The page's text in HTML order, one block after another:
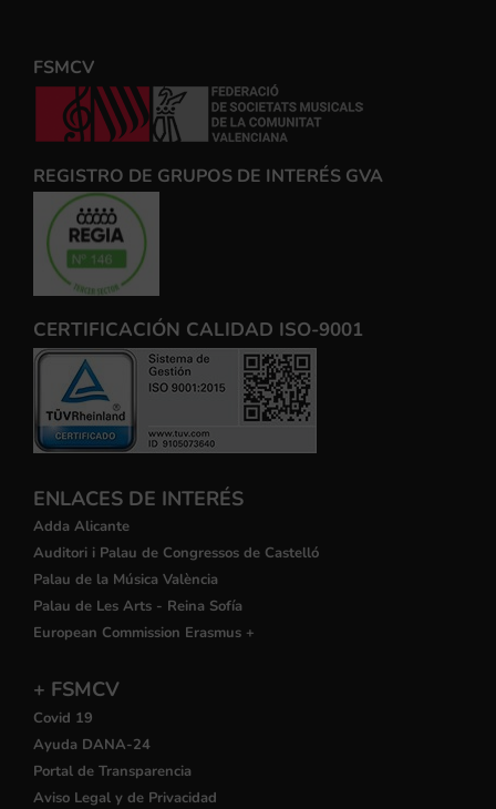
FSMCV
REGISTRO DE GRUPOS DE INTERÉS GVA
CERTIFICACIÓN CALIDAD ISO-9001
ENLACES DE INTERÉS
Adda Alicante
Auditori i Palau de Congressos de Castelló
Palau de la Música València
Palau de Les Arts - Reina Sofía
European Commission Erasmus +
+ FSMCV
Covid 19
Ayuda DANA-24
Portal de Transparencia
Aviso Legal y de Privacidad